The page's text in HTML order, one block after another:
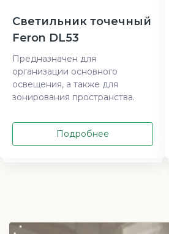
Светильник точечный
Feron DL53
Предназначен для
организации основного
освещения, а также для
зонирования пространства.
Подробнее